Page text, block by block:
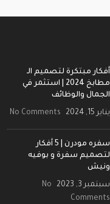
أفكار مبتكرة لتصميم الـ
مطابخ 2024 | استثمر في
الجمال والوظائف
يناير 15, 2024 No Comments
سفره مودرن | 5 أفكار
لتصميم سفرة و بوفيه
ونيش
سبتمبر 3, 2023
No
Comments